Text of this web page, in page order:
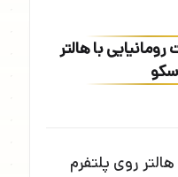
با هالتر
روی پلتفرم